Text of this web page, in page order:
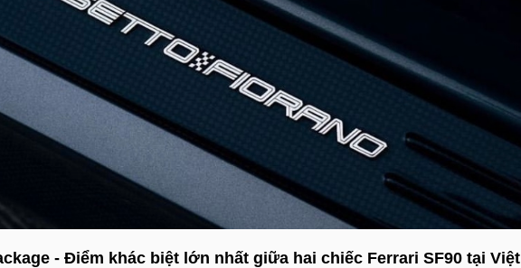
- Điểm khác biệt lớn nhất giữa hai chiếc Ferrari SF90 tại Việt